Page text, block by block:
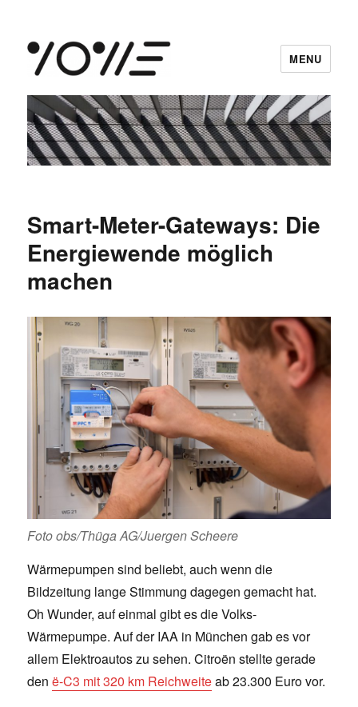
vowe dot net
MENU
Smart-Meter-Gateways: Die
Energiewende möglich
machen
Foto obs/Thüga AG/Juergen Scheere
Wärmepumpen sind beliebt, auch wenn die
Bildzeitung lange Stimmung dagegen gemacht hat.
Oh Wunder, auf einmal gibt es die Volks-
Wärmepumpe. Auf der IAA in München gab es vor
allem Elektroautos zu sehen. Citroën stellte gerade
denë-C3 mit 320 km Reichweiteab 23.300 Euro vor.